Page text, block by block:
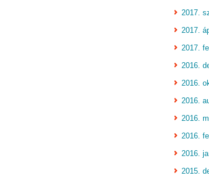
2017.
2017.
2017.
2016.
2016.
2016.
2016.
2016.
2016.
2015.